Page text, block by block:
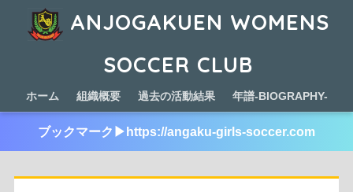
ANJOGAKUEN WOMENS
SOCCER CLUB
ホーム 組織概要 過去の活動結果 年譜-BIOGRAPHY-
ブックマーク▶︎https://angaku-girls-soccer.com